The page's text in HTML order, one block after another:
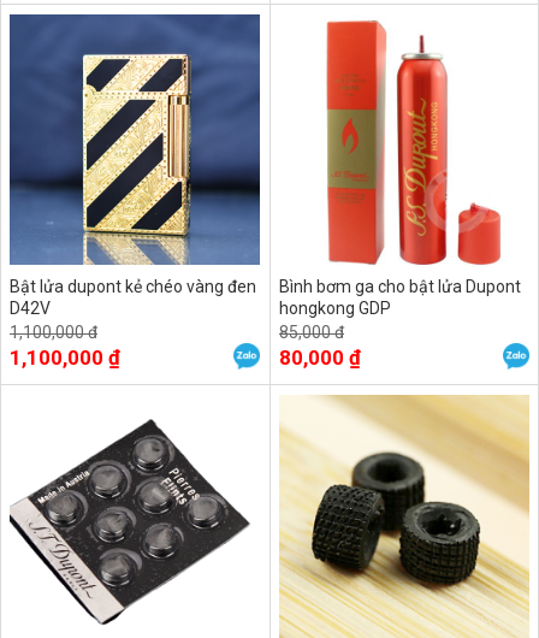
Bật lửa dupont kẻ chéo vàng đen
D42V
1,100,000 đ
1,100,000 ₫
Bình bơm ga cho bật lửa Dupont
hongkong GDP
85,000 đ
80,000 ₫